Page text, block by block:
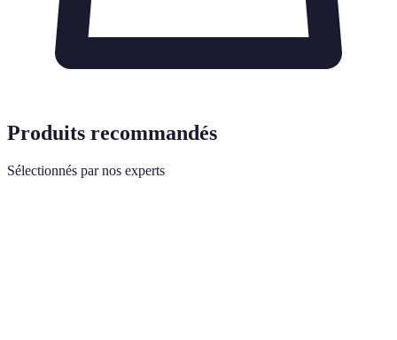
Produits recommandés
Sélectionnés par nos experts